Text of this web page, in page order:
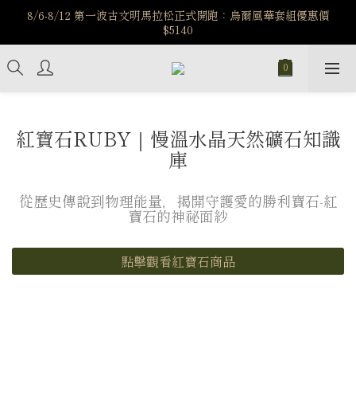
️8/6-8/12 第一波古文明馬拉松正式開跑：烏爾風華套組優惠價
$5140
️8/6-8/12 第一波古文明馬拉松正式開跑：烏爾風華套組優惠價
$5140
7/15-8/25 神秘星象學系列｜獅子座時區 項鍊 X 戒指 X 手鍊 享福
利
️8/6-8/12 第一波古文明馬拉松正式開跑：烏爾風華套組優惠價
$5140
紅寶石RUBY｜慢溫水晶天然礦石知識
庫
從歷史傳說到物理能量，揭開守護愛的勝利寶石-紅
寶石的神祕面紗
點擊觀看紅寶石商品